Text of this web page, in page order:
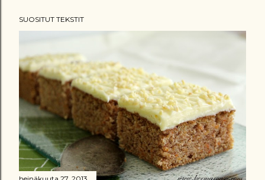
e
ä
k
m
m
e
n
t
SUOSITUT TEKSTIT